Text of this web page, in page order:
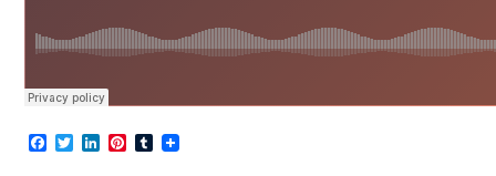
Facebook
TwitterLinkedIn
Pinterest
Tumblr